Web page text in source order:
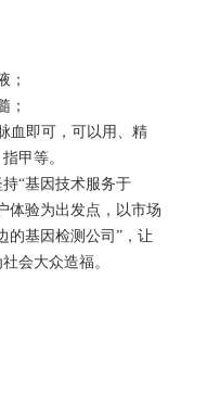
；
；
血即可，可以用、精
甲等。
“基因技术服务于
体验为出发点，以市场
的基因检测公司”，让
会大众造福。